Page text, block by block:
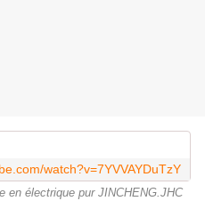
watch?v=7YVVAYDuTzY
en électrique pur JINCHENG.JHC